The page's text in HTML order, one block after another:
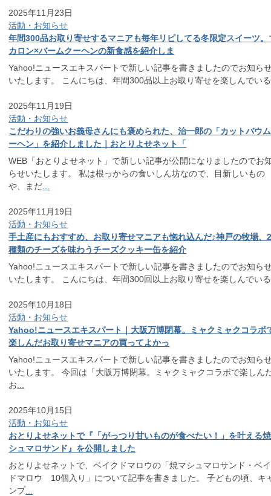
2025年11月23日
活動・お知らせ
年間300品お取り寄せするマニアも毎年リピしてる冬限定スイーツ。
カロン×バームクーヘンの新食感を紹介しま
Yahoo!ニュースエキスパートで新しい記事を書きましたのでお知ら
いたします。 こんにちは、年間300品以上お取り寄せを楽しんでいる
2025年11月19日
活動・お知らせ
こだわりの強いお義母さんにも褒められた、治一郎の「カットバウ
ーヘン」を紹介しました｜おとりよせネット「
WEB「おとりよせネット」で新しい記事が公開になりましたのでお
らせいたします。 私は根っからの食いしん坊なので、目新しいもの
や、まだ
2025年11月19日
活動・お知らせ
手土産にもおすすめ、お取り寄せマニアも惚れ込んだ♪神戸の牧場、
種類のチーズを味わうチーズクッキー缶を紹介
Yahoo!ニュースエキスパートで新しい記事を書きましたのでお知ら
いたします。 こんにちは、年間300回以上お取り寄せを楽しんでいる
2025年10月18日
活動・お知らせ
Yahoo!ニュースエキスパート｜大阪万博閉幕。ミャクミャクコラボ
楽しんだお取り寄せマニアの買ってよかっ
Yahoo!ニュースエキスパートで新しい記事を書きましたのでお知ら
いたします。 今回は「大阪万博閉幕。ミャクミャクコラボで楽しん
お
2025年10月15日
活動・お知らせ
おとりよせネットで『「がっつり甘いものが食べたい！」を叶える
シュマロサンド』を公開しました
おとりよせネットで、ベイクドマロウの「焼マシュマロサンド・ベ
ドマロウ 10個入り」について記事を書きました。 子どもの頃、キ
ンプ...